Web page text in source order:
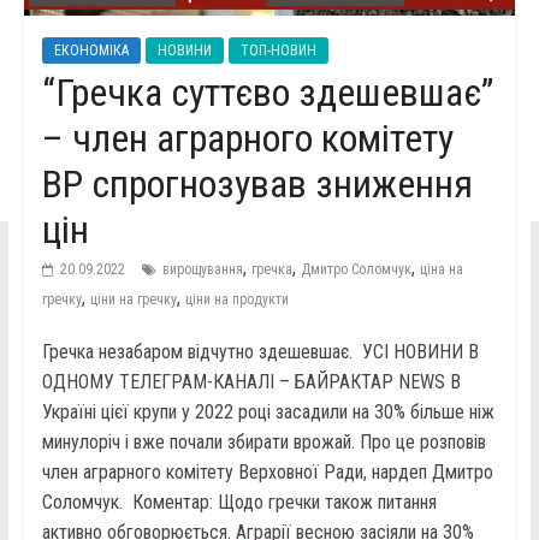
ЕКОНОМІКА НОВИНИ ТОП-НОВИН
“Гречка суттєво здешевшає”
– член аграрного комітету
ВР спрогнозував зниження
цін
20.09.2022 вирощування, гречка, Дмитро Соломчук, ціна на
гречку, ціни на гречку, ціни на продукти
Гречка незабаром відчутно здешевшає. УСІ НОВИНИ В
ОДНОМУ ТЕЛЕГРАМ-КАНАЛІ – БАЙРАКТАР NEWS В
Україні цієї крупи у 2022 році засадили на 30% більше ніж
минулоріч і вже почали збирати врожай. Про це розповів
член аграрного комітету Верховної Ради, нардеп Дмитро
Соломчук. Коментар: Щодо гречки також питання
активно обговорюється. Аграрії весною засіяли на 30%